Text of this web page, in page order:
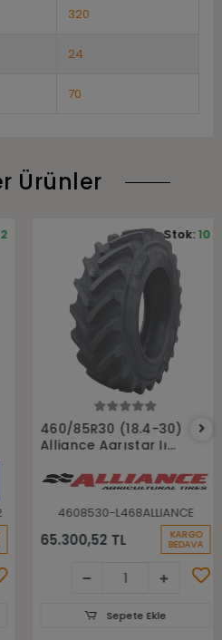
320
24
70
Ürünler
Sepete Ekle
460/85R30 (18.4-30)
Alliance Agrıstar Iı
Traktör lastiği
4608530-L468ALLIANCE
65.300,52 TL KARGO
BEDAVA
Stok:10
Sepete Ekle